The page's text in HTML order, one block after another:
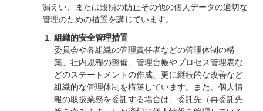
漏えい、または毀損の防止その他の個人データの適切な
管理のための措置を講じています。
組織的安全管理措置
委員会や各組織の管理責任者などの管理体制の構
築、社内規程の整備、管理台帳やプロセス管理表な
どのステートメントの作成、更に継続的な改善など
組織的な管理体制を構築しています。また、個人情
報の取扱業務を委託する場合は、委託先（再委託先